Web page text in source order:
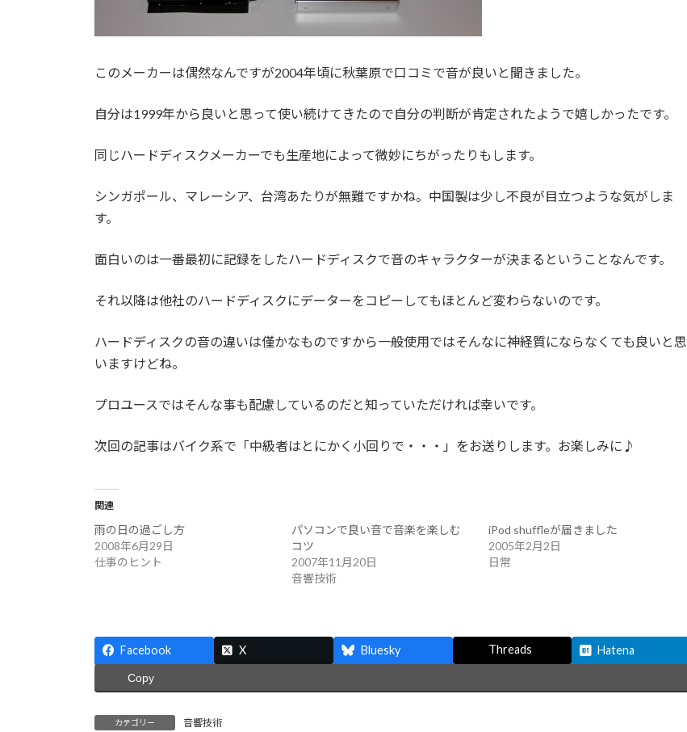
このメーカーは偶然なんですが2004年頃に秋葉原で口コミで音が良いと聞きました。
自分は1999年から良いと思って使い続けてきたので自分の判断が肯定されたようで嬉しかったです。
同じハードディスクメーカーでも生産地によって微妙にちがったりもします。
シンガポール、マレーシア、台湾あたりが無難ですかね。中国製は少し不良が目立つような気がしま
す。
面白いのは一番最初に記録をしたハードディスクで音のキャラクターが決まるということなんです。
それ以降は他社のハードディスクにデーターをコピーしてもほとんど変わらないのです。
ハードディスクの音の違いは僅かなものですから一般使用ではそんなに神経質にならなくても良いと思
いますけどね。
プロユースではそんな事も配慮しているのだと知っていただければ幸いです。
次回の記事はバイク系で「中級者はとにかく小回りで・・・」をお送りします。お楽しみに♪
関連
雨の日の過ごし方
2008年6月29日
仕事のヒント
パソコンで良い音で音楽を楽しむ
コツ
2007年11月20日
音響技術
iPod shuffleが届きました
2005年2月2日
日常
Facebook X Bluesky Threads Hatena
Copy
カテゴリー 音響技術